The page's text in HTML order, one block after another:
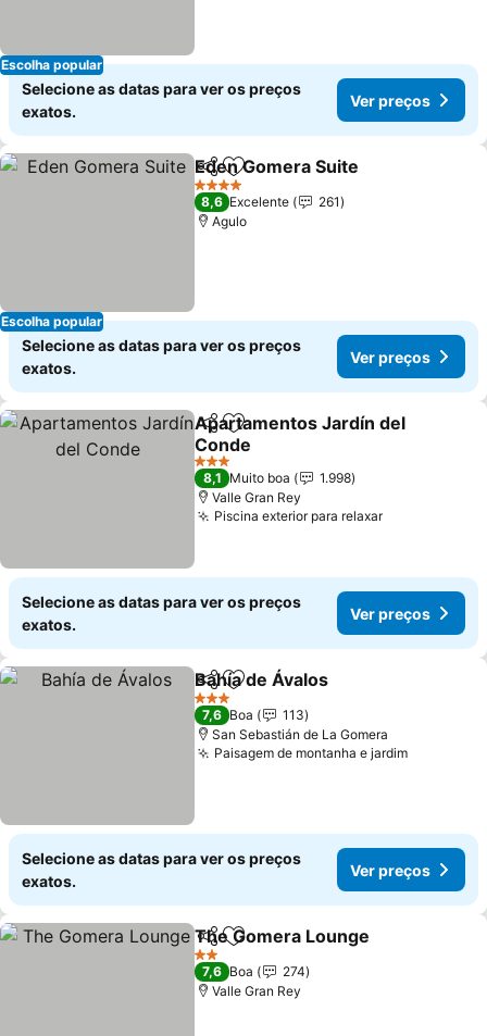
Escolha popular
Selecione as datas para ver os preços
exatos.
Ver preços
Escolha popular
PartilharAdicionar aos favoritos
Eden Gomera Suite
4 Estrelas
8,6 Excelente
261
Agulo
Selecione as datas para ver os preços
exatos.
Ver preços
PartilharAdicionar aos favoritos
Apartamentos Jardín del
Conde
Ver preços
3 Estrelas
8,1 Muito boa
1.998
Valle Gran Rey
Piscina exterior para relaxarVer preços
Selecione as datas para ver os preços
exatos.
Ver preços
PartilharAdicionar aos favoritos
Bahía de Ávalos
3 Estrelas
7,6 Boa
113
San Sebastián de La Gomera
Paisagem de montanha e jardimVer
Selecione as datas para ver os preços
exatos.
Ver preços
PartilharAdicionar aos favoritos
The Gomera Lounge
2 Estrelas
7,6 Boa
274
Valle Gran Rey